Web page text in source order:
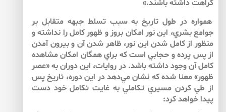
كراهت داشته باشند.»
همواره در طول تاريخ به سبب تسلط جبهه متقابل بر
جوامع بشري، اين نور امكان بروز و ظهور كامل را نداشته و
منظور از كامل شدن اين نور، ظاهر شدن آن و بيرون آمدن
از پس پرده و حجابي است كه براي همگان امكان مشاهده
كامل آن وجود داشته باشد. در روايات، اين دوران به «عصر
ظهور» معنا شده كه نشان مي‌‌دهد در اين دوره، تاريخ پس
از طي كردن مسيري تكاملي به غايت تكامل خود دست
پيدا خواهد كرد: